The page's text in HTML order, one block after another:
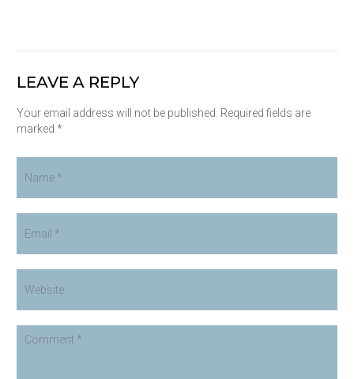
LEAVE A REPLY
Your email address will not be published. Required fields are
marked *